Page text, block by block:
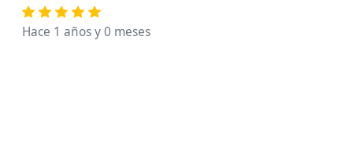
Hace 1 años y 0 meses